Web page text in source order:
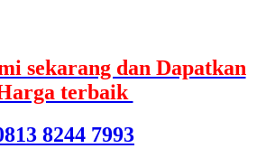
sekarang dan Dapatkan
terbaik
8244 7993